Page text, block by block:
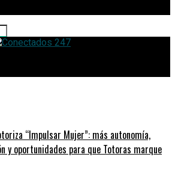
“Impulsar Mujer”: más autonomía,
y oportunidades para que Totoras marque